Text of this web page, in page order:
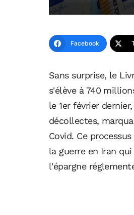
Facebook
Sans surprise, le
s'élève à 740
le 1er février
décollectes,
Covid. Ce
la guerre en Iran
l'épargne